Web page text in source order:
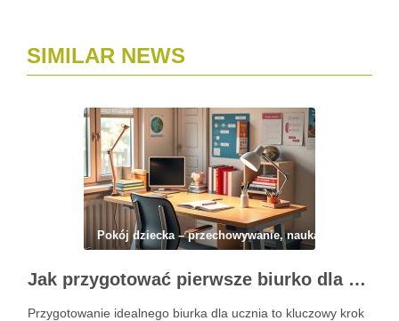
SIMILAR NEWS
Pokój dziecka – przechowywanie, nauka i codzienny
Jak przygotować pierwsze biurko dla ucznia: ergonomia, organizacja i oświetlenie dla komfortu nauki
Przygotowanie idealnego biurka dla ucznia to kluczowy krok